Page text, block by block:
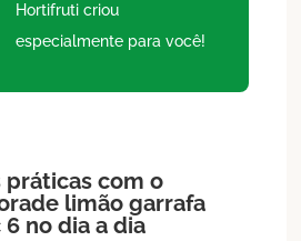
Hortifruti criou
especialmente para você!
práticas com o
limão garrafa
6 no dia a dia